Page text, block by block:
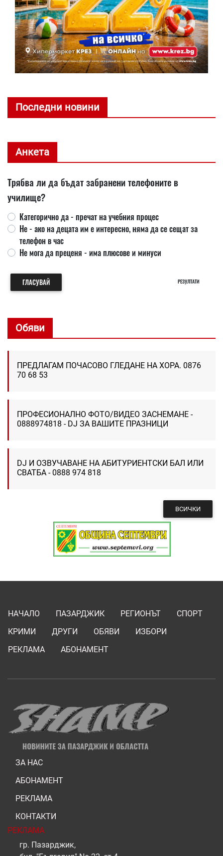
Последни новини
Анкета
Трябва ли да бъдат забранени телефоните в
училище?
Категорично да - пречат на учебния процес
Не - ако на децата им е интересно, няма да се сещат за
телефон в час
Не мога да преценя - има плюсове и минуси
ГЛАСУВАЙ РЕЗУЛТАТИ
Обяви
ПРЕДЛАГАМ ПОЧАСОВО ГЛЕДАНЕ НА ХОРА. 0876
70 68 53
ПРОФЕСИОНАЛНО ФОТО/ВИДЕО ЗАСНЕМАНЕ -
0888974818 - DJ ЗА ВАШИТЕ ПРАЗНИЦИ
DJ И ОЗВУЧАВАНЕ НА АБИТУРИЕНТСКИ БАЛ ИЛИ
СВАТБА - 0888 974 818
ВСИЧКИ
НАЧАЛО ПАЗАРДЖИК РЕГИОНЪТ
СПОРТ
КРИМИ
ДРУГИ ОБЯВИ
ИЗБОРИ
РЕКЛАМА
АБОНАМЕНТ
ЗА НАС
АБОНАМЕНТ
РЕКЛАМА
КОНТАКТИ
РЕКЛАМА
гр. Пазарджик,